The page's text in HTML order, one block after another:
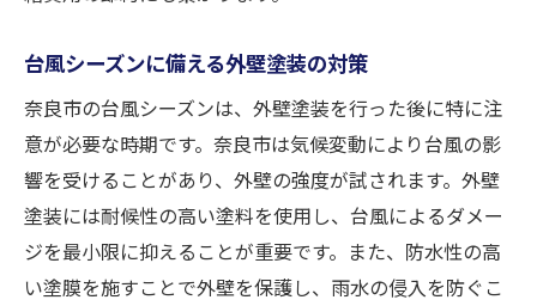
台風シーズンに備える外壁塗装の対策
奈良市の台風シーズンは、外壁塗装を行った後に特に注
意が必要な時期です。奈良市は気候変動により台風の影
響を受けることがあり、外壁の強度が試されます。外壁
塗装には耐候性の高い塗料を使用し、台風によるダメー
ジを最小限に抑えることが重要です。また、防水性の高
い塗膜を施すことで外壁を保護し、雨水の侵入を防ぐこ